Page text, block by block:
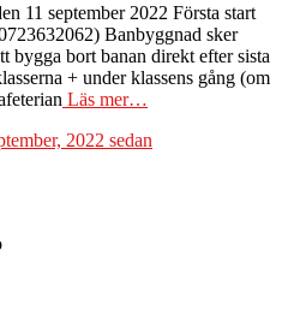
11 september 2022 Första start
Banbyggnad sker
bygga bort banan direkt efter sista
+ under klassens gång (om
Läs mer…
2022 sedan